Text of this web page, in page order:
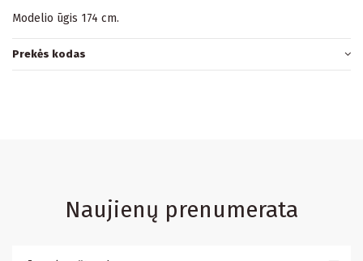
Modelio ūgis 174 cm.
Prekės kodas
Naujienų prenumerata